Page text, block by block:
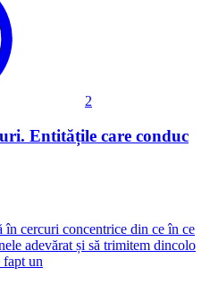
2
Entitățile care conduc
cercuri concentrice din ce în ce
adevărat și să trimitem dincolo
fapt un